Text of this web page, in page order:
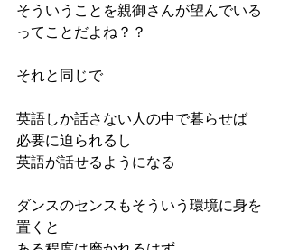
そういうことを親御さんが望んでいる
ってことだよね？？
それと同じで
英語しか話さない人の中で暮らせば
必要に迫られるし
英語が話せるようになる
ダンスのセンスもそういう環境に身を
置くと